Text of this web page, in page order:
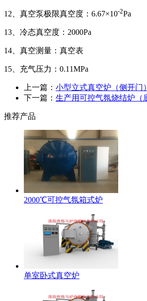
12、真空泵极限真空度：6.67×10-2Pa
13、冷态真空度：2000Pa
14、真空测量：真空表
15 、充气压力： 0.1 1MPa
上一篇： 小型立式真空炉（侧开门）
下一篇： 生产用可控气氛烧结炉（
推荐产品
2000℃可控气氛箱式炉
单室卧式真空炉